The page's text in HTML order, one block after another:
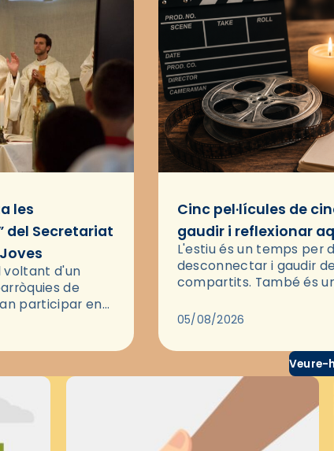
les
del Secretariat
voltant d'un
de
participar en
pel
Cinc pel·lícules de
gaudir i reflexionar
L'estiu és un temps per
desconnectar i gaudir
compartits. També és
través del cinema,
05/08/2026
Veure-